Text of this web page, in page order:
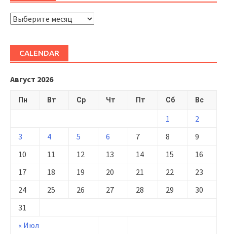
ARHIVĂ
CALENDAR
Август 2026
Пн Вт Ср Чт Пт Сб Вс
« Июл
1
2
3
4 5 6 7 8
9
10
11 12 13 14 15
16
17
18 19 20 21 22
23
24
25 26 27 28 29
30
31